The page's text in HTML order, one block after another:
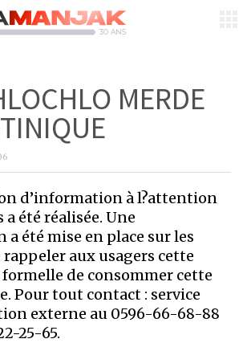
MERDE
d’information à l?attention
été réalisée. Une
été mise en place sur les
aux usagers cette
de consommer cette
Pour tout contact : service
externe au 0596-66-68-88
25-65.